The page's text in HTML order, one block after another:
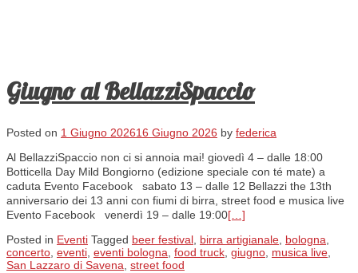
Giugno al BellazziSpaccio
Posted on 1 Giugno 202616 Giugno 2026 by federica
Al BellazziSpaccio non ci si annoia mai! giovedì 4 – dalle 18:00
Botticella Day Mild Bongiorno (edizione speciale con té mate) a
caduta Evento Facebook sabato 13 – dalle 12 Bellazzi the 13th
anniversario dei 13 anni con fiumi di birra, street food e musica live
Evento Facebook venerdì 19 – dalle 19:00[…]
Posted in Eventi Tagged beer festival, birra artigianale, bologna,
concerto, eventi, eventi bologna, food truck, giugno, musica live,
San Lazzaro di Savena, street food